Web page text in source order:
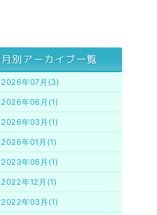
月別アーカイブ一覧
2026年07月(3)
2026年06月(1)
2026年03月(1)
2026年01月(1)
2023年06月(1)
2022年12月(1)
2022年03月(1)